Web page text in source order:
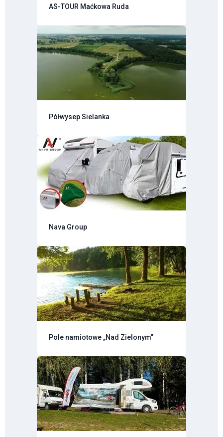
AS-TOUR Maćkowa Ruda
Półwysep Sielanka
Nava Group
Pole namiotowe „Nad Zielonym”